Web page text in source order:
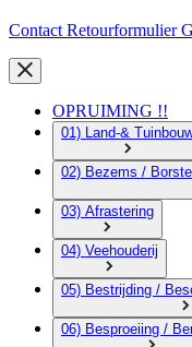
Contact Retourformulier
OPRUIMING !!
01) Land-&
02) Bezems /
03) Afrastering
04) Veehouderij
05) Bestrijding /
06) Besproeiing /